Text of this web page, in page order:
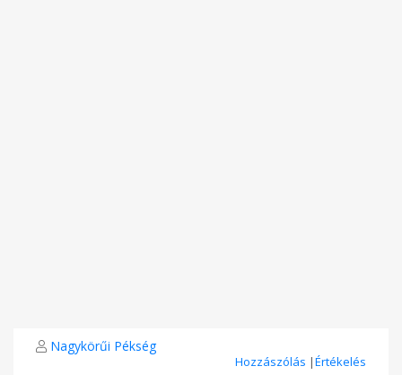
Nagykörűi Pékség
Hozzászólás |Értékelés